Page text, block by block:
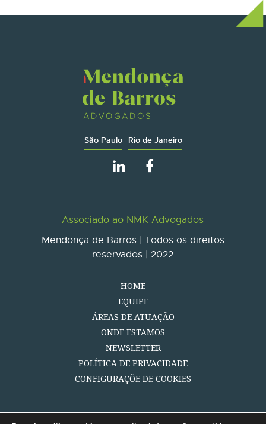
São Paulo Rio de Janeiro
Associado ao NMK Advogados
Mendonça de Barros | Todos os direitos
reservados | 2022
HOME
EQUIPE
ÁREAS DE ATUAÇÃO
ONDE ESTAMOS
NEWSLETTER
POLÍTICA DE PRIVACIDADE
CONFIGURAÇÕE DE COOKIES